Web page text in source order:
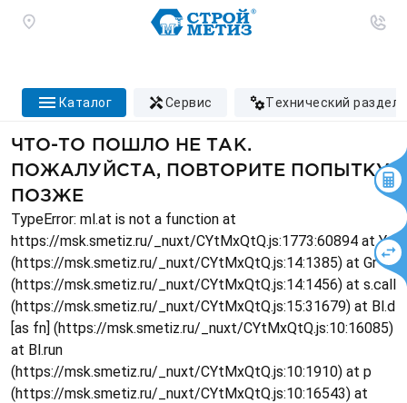
каталог сервис технический раздел
ЧТО-ТО ПОШЛО НЕ ТАК.
ПОЖАЛУЙСТА, ПОВТОРИТЕ ПОПЫТКУ
ПОЗЖЕ
TypeError: ml.at is not a function at
https://msk.smetiz.ru/_nuxt/CYtMxQtQ.js:1773:60894 at Ys
(https://msk.smetiz.ru/_nuxt/CYtMxQtQ.js:14:1385) at Gr
(https://msk.smetiz.ru/_nuxt/CYtMxQtQ.js:14:1456) at s.call
(https://msk.smetiz.ru/_nuxt/CYtMxQtQ.js:15:31679) at Bl.d
[as fn] (https://msk.smetiz.ru/_nuxt/CYtMxQtQ.js:10:16085)
at Bl.run
(https://msk.smetiz.ru/_nuxt/CYtMxQtQ.js:10:1910) at p
(https://msk.smetiz.ru/_nuxt/CYtMxQtQ.js:10:16543) at